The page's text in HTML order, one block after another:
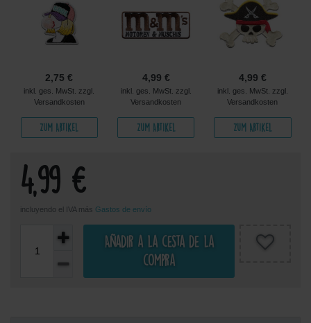
2,75 €
inkl. ges. MwSt. zzgl.
Versandkosten
Zum Artikel
4,99 €
inkl. ges. MwSt. zzgl.
Versandkosten
Zum Artikel
4,99 €
inkl. ges. MwSt. zzgl.
Versandkosten
Zum Artikel
4,99 €
incluyendo el IVA más Gastos de envío
Añadir a la cesta de la
compra